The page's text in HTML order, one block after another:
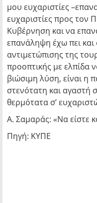
μου ευχαριστίες
ευχαριστίες προς τον
Κυβέρνηση και να
επανάληψη έχω πει
αντιμετώπισης της
προοπτικής με ελπίδα
βιώσιμη λύση, είναι η
στενότατη και αγαστή
θερμότατα σ’
Α. Σαμαράς: «Να είστε
Πηγή: ΚΥΠΕ